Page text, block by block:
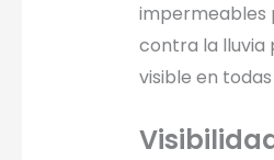
impermeables
contra la lluvia
visible en